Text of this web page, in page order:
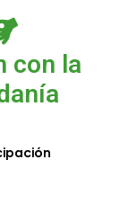
con la